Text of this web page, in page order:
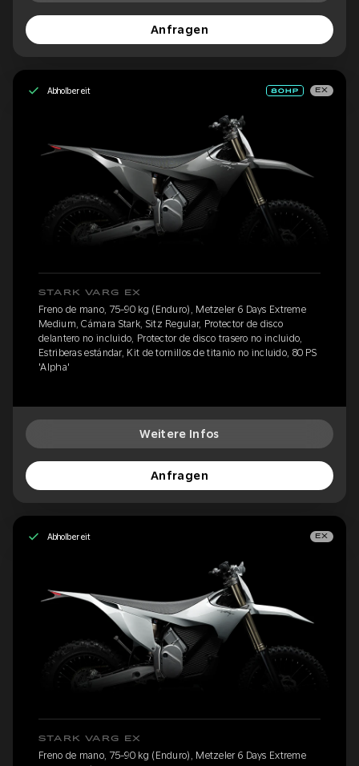
Anfragen
Abholbereit EX
STARK VARG EX
Freno de mano, 75-90 kg (Enduro), Metzeler 6 Days Extreme
Medium, Cámara Stark, Sitz Regular, Protector de disco
delantero no incluido, Protector de disco trasero no incluido,
Estriberas estándar, Kit de tornillos de titanio no incluido, 80 PS
'Alpha'
Weitere Infos
Anfragen
Abholbereit EX
STARK VARG EX
Freno de mano, 75-90 kg (Enduro), Metzeler 6 Days Extreme